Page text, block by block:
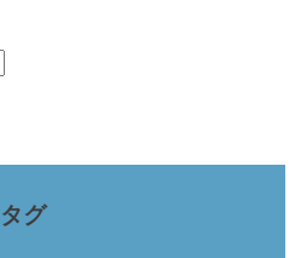
タグ